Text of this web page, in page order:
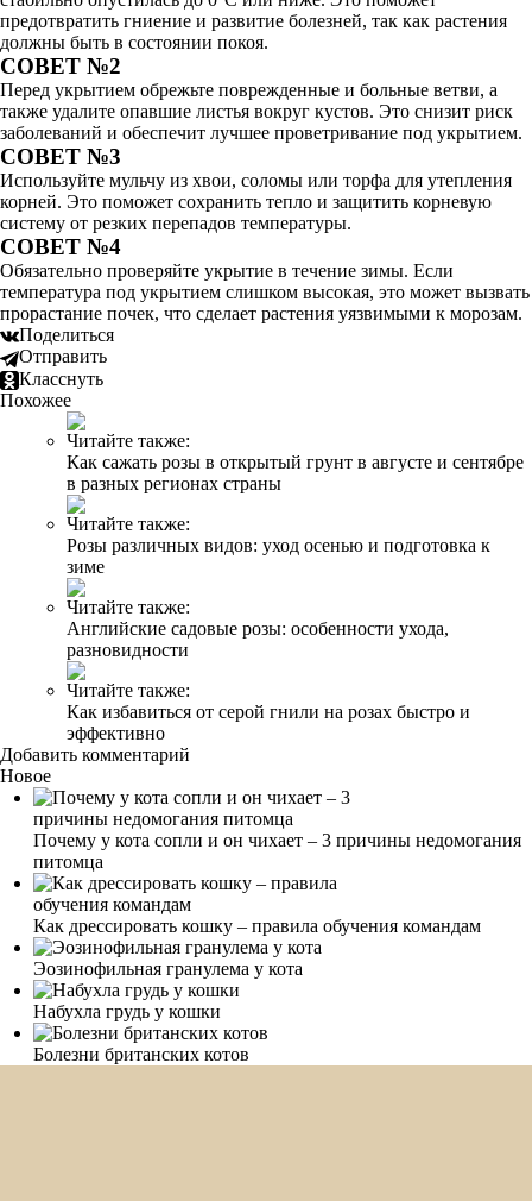
предотвратить гниение и развитие болезней, так как растения
должны быть в состоянии покоя.
СОВЕТ №2
Перед укрытием обрежьте поврежденные и больные ветви, а
также удалите опавшие листья вокруг кустов. Это снизит риск
заболеваний и обеспечит лучшее проветривание под укрытием.
СОВЕТ №3
Используйте мульчу из хвои, соломы или торфа для утепления
корней. Это поможет сохранить тепло и защитить корневую
систему от резких перепадов температуры.
СОВЕТ №4
Обязательно проверяйте укрытие в течение зимы. Если
температура под укрытием слишком высокая, это может вызвать
прорастание почек, что сделает растения уязвимыми к морозам.
Поделиться
Отправить
Класснуть
Похожее
Читайте также:
Как сажать розы в открытый грунт в августе и сентябре
в разных регионах страны
Читайте также:
Розы различных видов: уход осенью и подготовка к
зиме
Читайте также:
Английские садовые розы: особенности ухода,
разновидности
Читайте также:
Как избавиться от серой гнили на розах быстро и
эффективно
Добавить комментарий
Новое
Почему у кота сопли и он чихает – 3 причины недомогания
питомца
Как дрессировать кошку – правила обучения командам
Эозинофильная гранулема у кота
Набухла грудь у кошки
Болезни британских котов